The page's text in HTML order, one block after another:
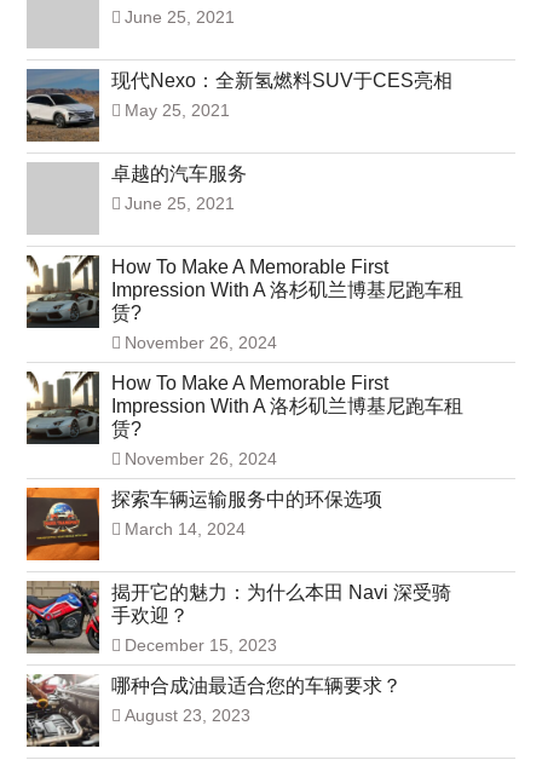
June 25, 2021
现代Nexo：全新氢燃料SUV于CES亮相
May 25, 2021
卓越的汽车服务
June 25, 2021
How To Make A Memorable First
Impression With A 洛杉矶兰博基尼跑车租
赁?
November 26, 2024
How To Make A Memorable First
Impression With A 洛杉矶兰博基尼跑车租
赁?
November 26, 2024
探索车辆运输服务中的环保选项
March 14, 2024
揭开它的魅力：为什么本田 Navi 深受骑
手欢迎？
December 15, 2023
哪种合成油最适合您的车辆要求？
August 23, 2023